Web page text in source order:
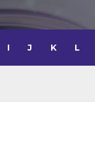
I J K L